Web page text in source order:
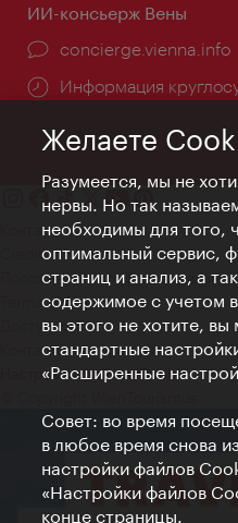
ИИ-консьерж Вены
concierge.vienna.info
Информация
Контакт
Credits
Положение о
Terms of Use
Доступность
Контакты для прессы
Настройки файлов Cookie
Желаете
Разумеется, мы не
нервы. Но так
необходимы для того,
оптимальный сервис,
страниц и анализ, а
содержимое с учетом
вы этого не хотите,
стандартные
«Расширенные
Совет: во время
в любое время снова
настройки файлов
«Настройки файлов
конце страницы.